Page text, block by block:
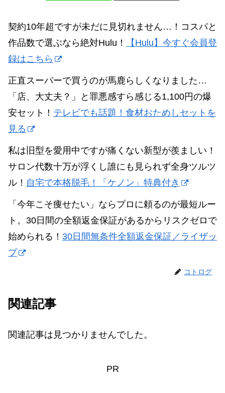
契約10年超ですが未だに見切れません…！コスパと
作品数で選ぶなら絶対Hulu！
【Hulu】今すぐ会員登
録はこちら
正直スーパーで買うのが馬鹿らしくなりました…
「店、大丈夫？」と罪悪感すら感じる1,100円の爆
安セット！ テレビでも話題！食材おためしセットを
見る
私は旧型を愛用中ですが痛くない新型が羨ましい！
サロン代数十万が浮くし誰にも見られず全身ツルツ
ル！ 自宅で本格脱毛！「ケノン」特典付き
「今年こそ痩せたい」ならプロに頼るのが最短ルー
ト。30日間の全額返金保証があるからリスクゼロで
始められる！ 30日間無条件全額返金保証／ライザッ
プ
コトログ
関連記事
関連記事は見つかりませんでした。
PR